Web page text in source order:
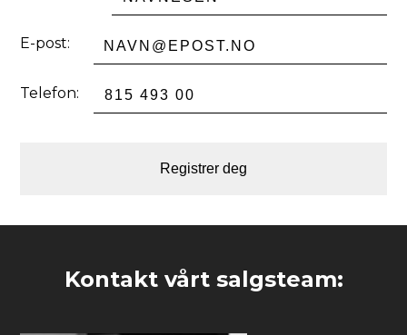
E-post:
Telefon:
Registrer deg
Kontakt vårt salgsteam: